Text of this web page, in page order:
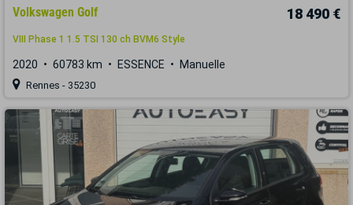
Volkswagen Golf 18 490 €
VIII Phase 1 1.5 TSI 130 ch BVM6 Style
2020 60783 km ESSENCE Manuelle
Rennes - 35230